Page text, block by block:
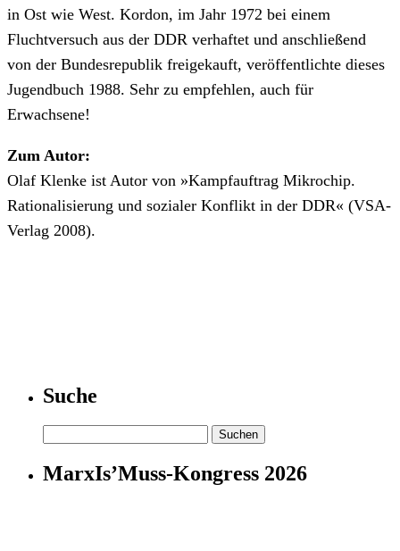
in Ost wie West. Kordon, im Jahr 1972 bei einem
Fluchtversuch aus der DDR verhaftet und anschließend
von der Bundesrepublik freigekauft, veröffentlichte dieses
Jugendbuch 1988. Sehr zu empfehlen, auch für
Erwachsene!
Zum Autor:
Olaf Klenke ist Autor von »Kampfauftrag Mikrochip.
Rationalisierung und sozialer Konflikt in der DDR« (VSA-
Verlag 2008).
Suche
nach:
MarxIs’Muss-Kongress 2026